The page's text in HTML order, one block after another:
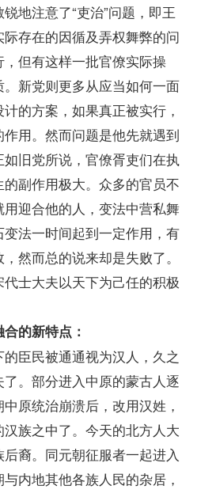
地注意了“吏治”问题，即王
存在的因循及弄权舞弊的问
但有这样一批官僚实际操
新党则更多从应当如何一面
的方案，如果真正被实行，
用。然而问题是他先就遇到
旧党所说，官僚胥吏们在执
副作用极大。众多的官员不
迎合他的人，变法中营私舞
法一时间起到一定作用，有
然而总的说来却是失败了。
士大夫以天下为己任的积极
的新特点：
臣民被通通视为汉人，久之
。部分进入中原的蒙古人逐
原统治崩溃后，改用汉姓，
族之中了。今天的北方人大
裔。同元朝征服者一起进入
内地其他各族人民的杂居，